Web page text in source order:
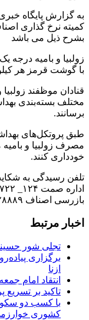
به گزارش پایگاه
کمیته نرخ گذاری
بشرح ذیل می باشد
با گوشت قرمز هر کیلو ۱۱۰۰۰
قنادان موظفند زولبیا
مختلف بسته‌بندی
برسانند.
طبق پروتکل‌های
مصرف زولبیا و
خودداری کنند.
تلفن رسیدگی به
اداره صمت ۱۲۴_ ۴۳۴۲۴۷۲۲
بازرسی اصناف ۴۳۴۲۸۸۸۹
اخبار مرتبط
تجلی شور
برگزاری
ازنا
انتقاد امام
تاکید بر تسریع
با کسب دو
کشوری